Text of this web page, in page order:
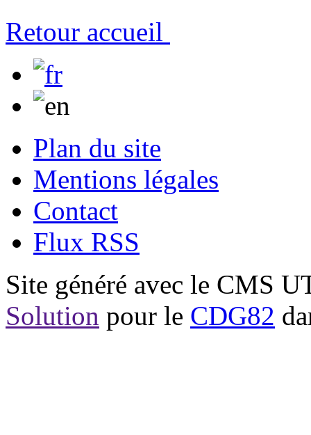
Retour accueil
Plan du site
Mentions légales
Contact
Flux RSS
Site généré avec le CMS
Solution pour le CDG82